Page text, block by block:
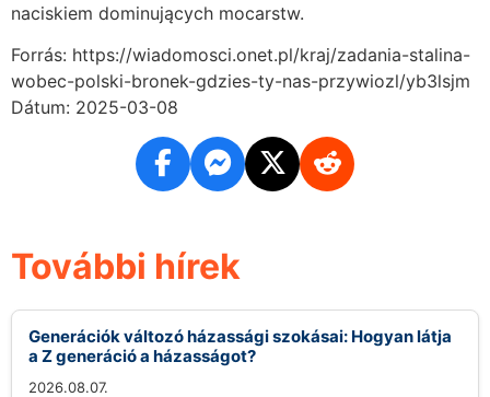
naciskiem dominujących mocarstw.
Forrás: https://wiadomosci.onet.pl/kraj/zadania-stalina-
wobec-polski-bronek-gdzies-ty-nas-przywiozl/yb3lsjm
Dátum: 2025-03-08
További hírek
Generációk változó házassági szokásai: Hogyan látja
a Z generáció a házasságot?
2026.08.07.